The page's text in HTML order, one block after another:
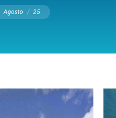
Agosto 25